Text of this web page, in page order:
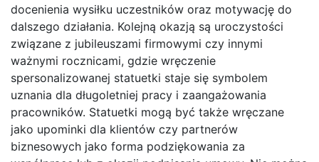
docenienia wysiłku uczestników oraz motywację do
dalszego działania. Kolejną okazją są uroczystości
związane z jubileuszami firmowymi czy innymi
ważnymi rocznicami, gdzie wręczenie
spersonalizowanej statuetki staje się symbolem
uznania dla długoletniej pracy i zaangażowania
pracowników. Statuetki mogą być także wręczane
jako upominki dla klientów czy partnerów
biznesowych jako forma podziękowania za